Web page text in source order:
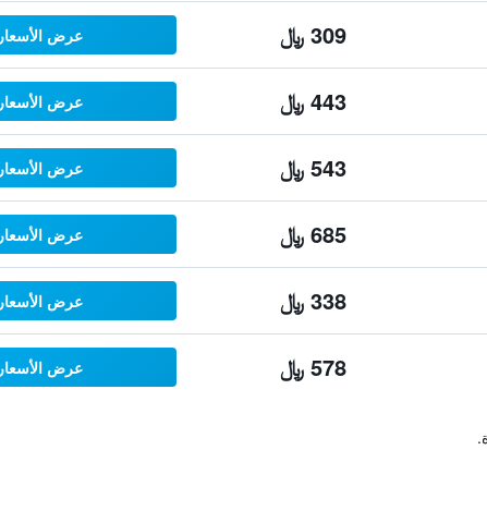
309 ﷼ عرض الأسعار
443 ﷼ عرض الأسعار
543 ﷼ عرض الأسعار
685 ﷼ عرض الأسعار
338 ﷼ عرض الأسعار
578 ﷼ عرض الأسعار